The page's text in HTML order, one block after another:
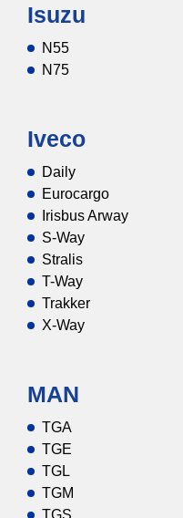
Isuzu
N55
N75
Iveco
Daily
Eurocargo
Irisbus Arway
S-Way
Stralis
T-Way
Trakker
X-Way
MAN
TGA
TGE
TGL
TGM